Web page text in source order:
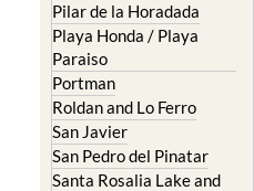
Pilar de la Horadada
Playa Honda / Playa
Paraiso
Portman
Roldan and Lo Ferro
San Javier
San Pedro del Pinatar
Santa Rosalia Lake and